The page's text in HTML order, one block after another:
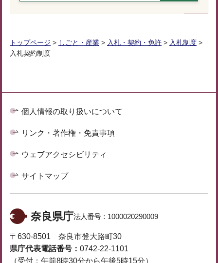
トップページ > しごと・産業 > 入札・契約・免許 > 入札制度 >
入札契約制度
個人情報の取り扱いについて
リンク・著作権・免責事項
ウェブアクセシビリティ
サイトマップ
奈良県庁法人番号： 1000020290009
〒630-8501 奈良市登大路町30
県庁代表電話番号： 0742-22-1101
（受付：午前8時30分から午後5時15分）